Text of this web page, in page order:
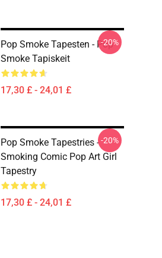
Pop Smoke Tapesten - Pop
Smoke Tapiskeit
17,30 £ - 24,01 £
-20%
Pop Smoke Tapestries -
Smoking Comic Pop Art Girl
Tapestry
17,30 £ - 24,01 £
-20%